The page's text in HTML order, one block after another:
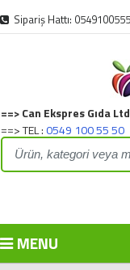
Sipariş Hattı:
Can Ekspres Gıda
TEL :0549 100 55 50
MENU